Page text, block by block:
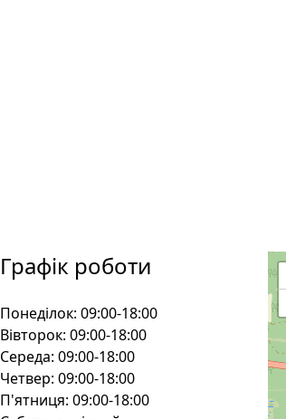
Графік роботи
Понеділок: 09:00-18:00
Вівторок: 09:00-18:00
Середа: 09:00-18:00
Четвер: 09:00-18:00
П'ятниця: 09:00-18:00